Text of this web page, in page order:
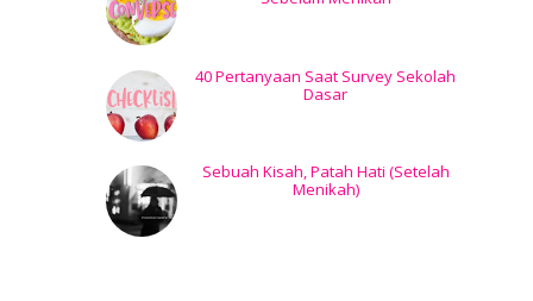
40 Pertanyaan Saat Survey Sekolah
Dasar
Sebuah Kisah, Patah Hati (Setelah
Menikah)